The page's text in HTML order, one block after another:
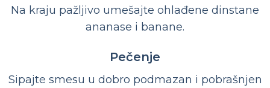
Na kraju pažljivo umešajte ohlađene dinstane
ananase i banane.
Pečenje
Sipajte smesu u dobro podmazan i pobrašnjen